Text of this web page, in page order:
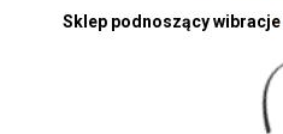
Sklep podnoszący wibracje